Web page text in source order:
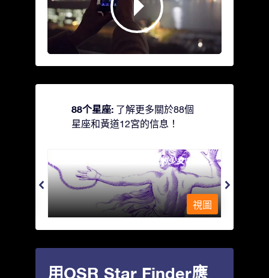
88个星座: 了解更多關於88個
星座和黃道12宮的信息！
Andromeda - 被鐵鍊鎖著的少女
視圖
用OSR Star Finder應